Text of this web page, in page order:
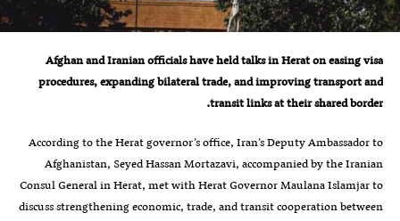
Afghan and Iranian officials have held talks in Herat on easing visa
procedures, expanding bilateral trade, and improving transport and
transit links at their shared border.
According to the Herat governor’s office, Iran’s Deputy Ambassador to
Afghanistan, Seyed Hassan Mortazavi, accompanied by the Iranian
Consul General in Herat, met with Herat Governor Maulana Islamjar to
discuss strengthening economic, trade, and transit cooperation between